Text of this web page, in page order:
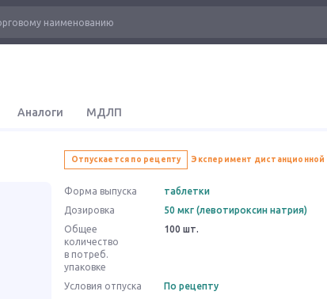
Аналоги МДЛП
Отпускается по рецепту Эксперимент дистанционной
Форма выпуска
таблетки
Дозировка
50 мкг (левотироксин натрия)
Общее
количество
в потреб.
упаковке
100 шт.
Условия отпуска
По рецепту